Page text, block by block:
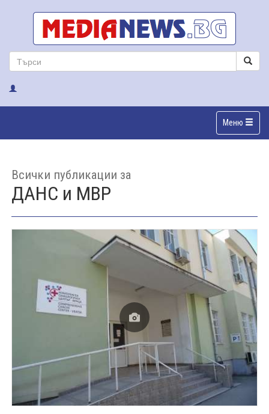
Меню
Всички публикации за
ДАНС и МВР